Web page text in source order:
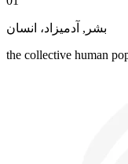
بشر , آدمیزاد، انسان
the collective human